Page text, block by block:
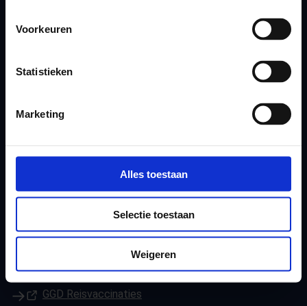
Voorkeuren
Statistieken
Marketing
Alles toestaan
Selectie toestaan
Weigeren
Youtube
(Opent in een nieuw tabblad)
De Gezonde Podcast
Andere GGD-websites
Gezondheid in cijfers
(Opent in een nieuw tabblad)
(Opent in een nieuw tabblad)
GGD Leefomgeving
(Opent in een nieuw tabblad)
GGD Reisvaccinaties
(Opent in een nieuw tabblad)